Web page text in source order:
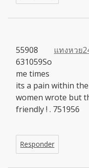
แทงหวย
55908
631059So
me times
its a pain within
women wrote but
friendly ! . 751956
Responder